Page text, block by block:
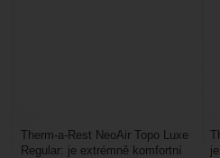
Therm-a-Rest NeoAir Topo Luxe
Regular: je extrémně komfortní